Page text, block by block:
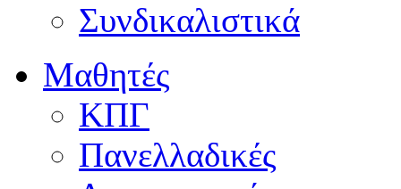
Συνδικαλιστικά
Μαθητές
ΚΠΓ
Πανελλαδικές